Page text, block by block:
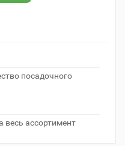
посадочного
ассортимент